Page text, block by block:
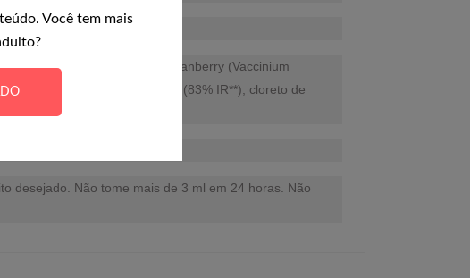
Você tem mais
mg Serenoa repens, 39 mg cranberry (Vaccinium
niacina (como nicotinamida) (83% IR**), cloreto de
desejado. Não tome mais de 3 ml em 24 horas. Não